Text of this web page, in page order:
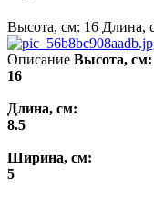
Высота, см: 16 Длина,
Описание Высота, см:
16
Длина, см:
8.5
Ширина, см:
5